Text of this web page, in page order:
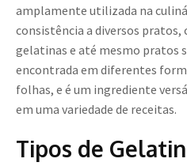
amplamente utilizada na
consistência a diversos pratos,
gelatinas e até mesmo pratos
encontrada em diferentes
folhas, e é um ingrediente
em uma variedade de receitas.
Tipos de